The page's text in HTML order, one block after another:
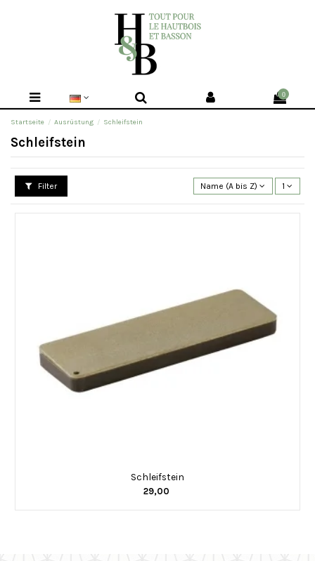
0
Startseite Ausrüstung Schleifstein
Schleifstein
Filter Name (A bis Z) 1
Schleifstein
29,00